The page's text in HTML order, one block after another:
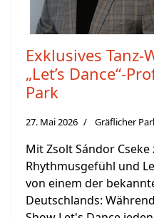
Exklusives
„Let’s Dance“-
Park
27. Mai 2026 Gräflicher
Mit Zsolt Sándor
Rhythmusgefühl und
von einem der
Deutschlands: